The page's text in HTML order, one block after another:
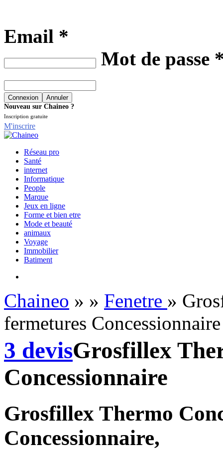
Email *
Mot de passe
Nouveau sur Chaineo ?
Inscription gratuite
M'inscrire
Réseau pro
Santé
internet
Informatique
People
Marque
Jeux en ligne
Forme et bien etre
Mode et beauté
animaux
Voyage
Immobilier
Batiment
Chaineo » » Fenetre »
fermetures Concessionnaire
3 devisGrosfillex
Concessionnaire
Grosfillex Thermo
Concessionnaire,